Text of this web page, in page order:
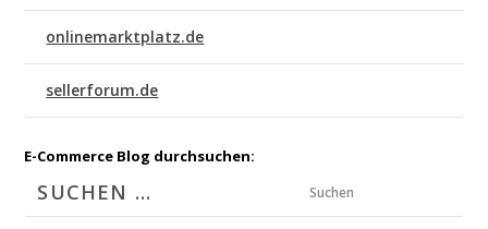
onlinemarktplatz.de
sellerforum.de
E-Commerce Blog durchsuchen:
Suchen